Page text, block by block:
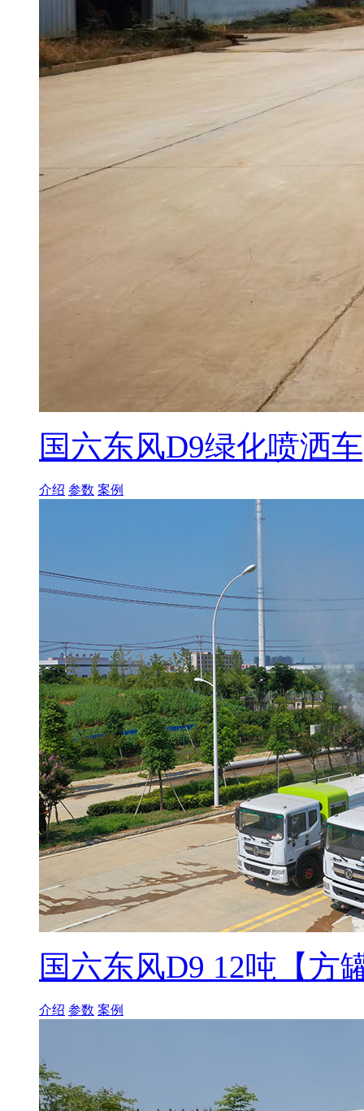
国六东风D9绿化喷洒
介绍 参数 案例
国六东风D9 12吨【方
介绍 参数 案例